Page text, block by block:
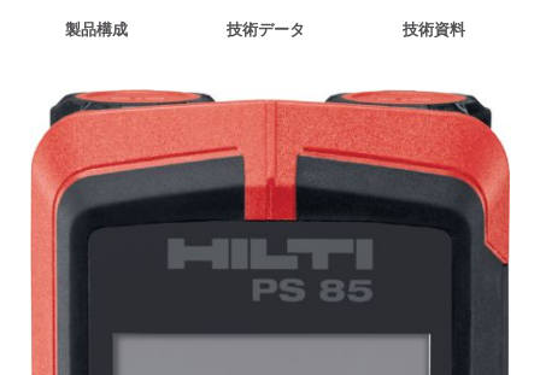
製品構成 技術データ 技術資料